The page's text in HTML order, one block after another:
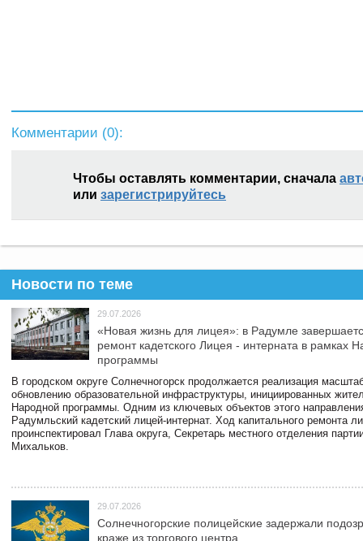
Комментарии (0):
Чтобы оставлять комментарии, сначала
или зарегистрируйтесь
Новости по теме
29.07.2026
«Новая жизнь для лицея»: в Радумле
ремонт кадетского Лицея - интерната в рамках
программы
В городском округе Солнечногорск продолжается реализация
обновлению образовательной инфраструктуры, инициированных
Народной программы. Одним из ключевых объектов этого
Радумльский кадетский лицей-интернат. Ход капитального ремонта
проинспектировал Глава округа, Секретарь местного отделения
Михальков.
29.07.2026
Солнечногорские полицейские задержали
краже из торгового центра